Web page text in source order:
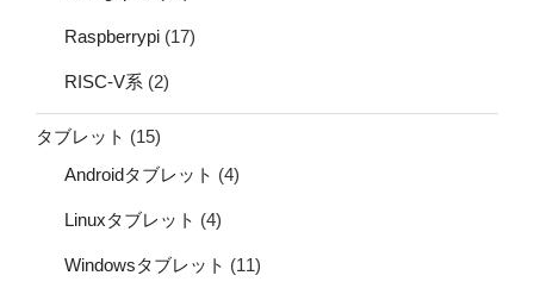
Raspberrypi (17)
RISC-V系 (2)
タブレット (15)
Androidタブレット (4)
Linuxタブレット (4)
Windowsタブレット (11)